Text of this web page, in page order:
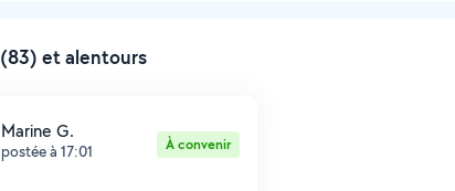
et alentours
Marine G.
postée à 17:01 À convenir